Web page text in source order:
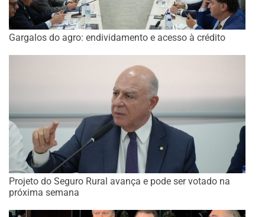
Gargalos do agro: endividamento e acesso à crédito
Projeto do Seguro Rural avança e pode ser votado na
próxima semana